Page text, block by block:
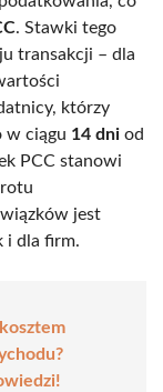
. Stawki tego
transakcji – dla
którzy
w ciągu 14 dni od
PCC stanowi
jest
i dla firm.